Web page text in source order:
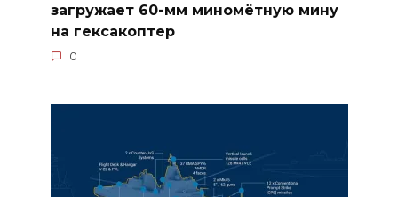
загружает 60-мм миномётную мину
на гексакоптер
0